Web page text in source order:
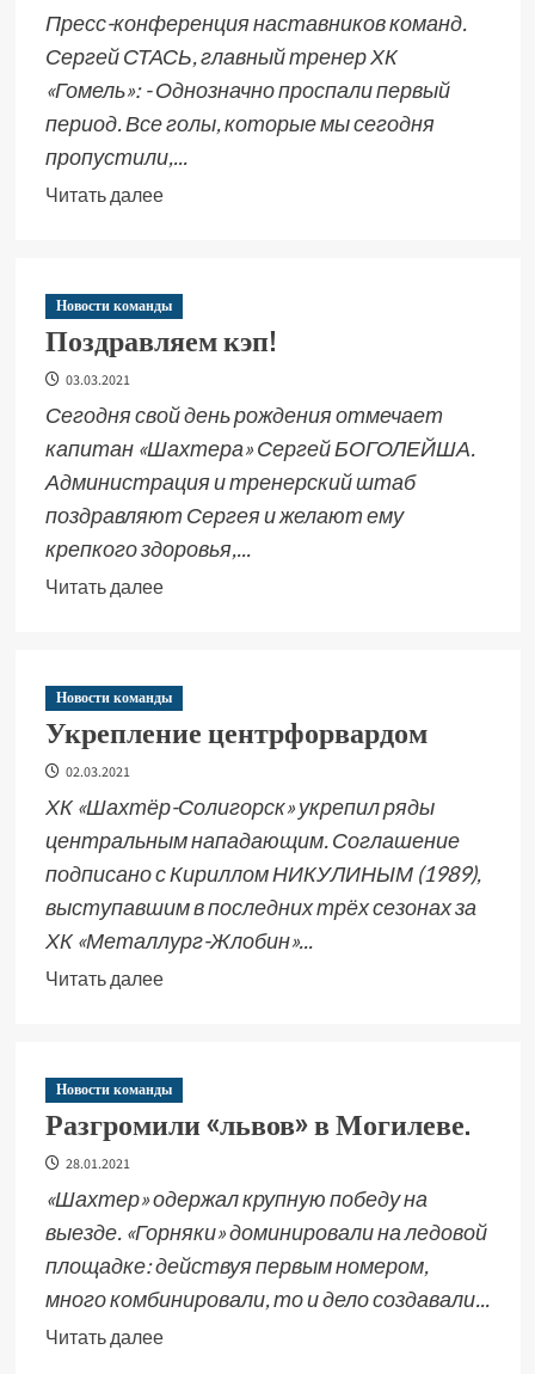
Пресс-конференция наставников команд.
Сергей СТАСЬ, главный тренер ХК
«Гомель»: - Однозначно проспали первый
период. Все голы, которые мы сегодня
пропустили,...
Читать далее
Новости команды
Поздравляем кэп!
03.03.2021
Сегодня свой день рождения отмечает
капитан «Шахтера» Сергей БОГОЛЕЙША.
Администрация и тренерский штаб
поздравляют Сергея и желают ему
крепкого здоровья,...
Читать далее
Новости команды
Укрепление центрфорвардом
02.03.2021
ХК «Шахтёр-Солигорск» укрепил ряды
центральным нападающим. Соглашение
подписано с Кириллом НИКУЛИНЫМ (1989),
выступавшим в последних трёх сезонах за
ХК «Металлург-Жлобин»...
Читать далее
Новости команды
Разгромили «львов» в Могилеве.
28.01.2021
«Шахтер» одержал крупную победу на
выезде. «Горняки» доминировали на ледовой
площадке: действуя первым номером,
много комбинировали, то и дело создавали...
Читать далее